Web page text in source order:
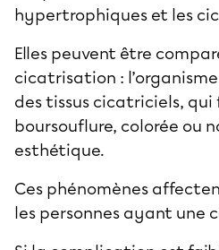
hypertrophiques et les
Elles peuvent être
cicatrisation :
des tissus cicatriciels, qui
boursouflure, colorée ou
esthétique.
Ces phénomènes
les personnes ayant une